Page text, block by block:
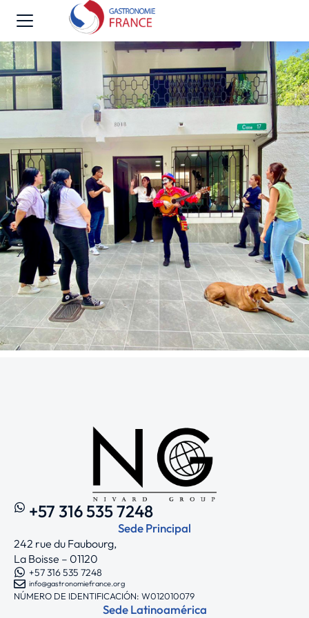
+57 316 535 7248
Sede Principal
242 rue du Faubourg,
La Boisse – 01120
+57 316 535 7248
info@gastronomiefrance.org
NÚMERO DE IDENTIFICACIÓN: W012010079
Sede Latinoamérica